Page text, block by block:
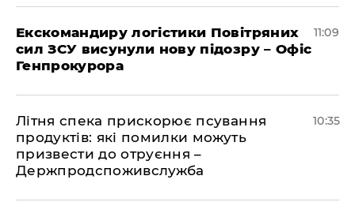
Екскомандиру логістики Повітряних
сил ЗСУ висунули нову підозру – Офіс
Генпрокурора
11:09
Літня спека прискорює псування
продуктів: які помилки можуть
призвести до отруєння –
Держпродспоживслужба
10:35